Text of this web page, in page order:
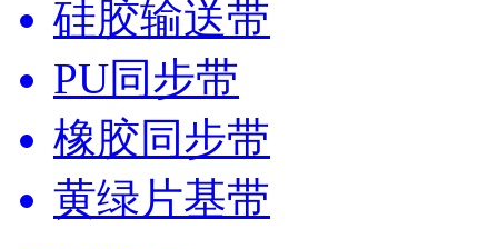
硅胶输送带
PU同步带
橡胶同步带
黄绿片基带